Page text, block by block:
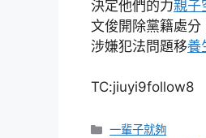
決定他們的力親子
文俊開除黨籍處分
涉嫌犯法問題移養
TC:jiuyi9follow8
分
一輩子就夠